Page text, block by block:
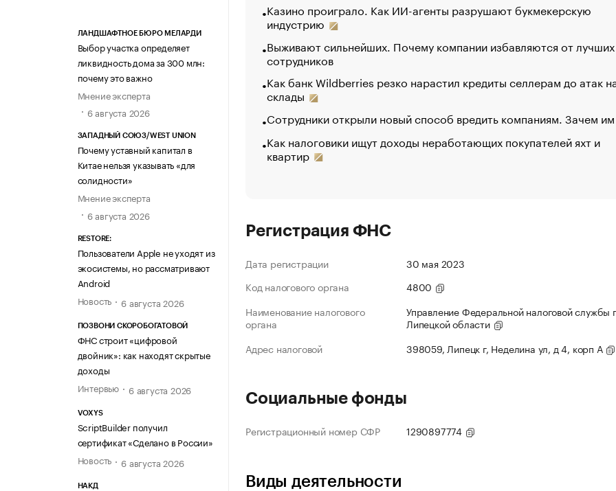
ЛАНДШАФТНОЕ БЮРО МЕЛАРДИ
Выбор участка определяет
ликвидность дома за 300 млн:
почему это важно
Мнение эксперта
6 августа 2026
ЗАПАДНЫЙ СОЮЗ/WEST UNION
Почему уставный капитал в
Китае нельзя указывать «для
солидности»
Мнение эксперта
6 августа 2026
RESTORE:
Пользователи Apple не уходят из
экосистемы, но рассматривают
Android
Новость
6 августа 2026
ПОЗВОНИ СКОРОБОГАТОВОЙ
ФНС строит «цифровой
двойник»: как находят скрытые
доходы
Интервью
6 августа 2026
VOXYS
ScriptBuilder получил
сертификат «Сделано в России»
Новость
6 августа 2026
НАКД
Казино проиграло. Как ИИ-агенты разрушают букмекерскую
индустрию
Выживают сильнейших. Почему компании избавляются от лучших
сотрудников
Как банк Wildberries резко нарастил кредиты селлерам до атак
склады
Сотрудники открыли новый способ вредить компаниям. Зачем
Как налоговики ищут доходы неработающих покупателей яхт и
квартир
Регистрация ФНС
Дата регистрации
30 мая 2023
Код налогового органа
4800
Наименование налогового
органа
Управление Федеральной налоговой службы
Липецкой области
Адрес налоговой
398059, Липецк г, Неделина ул, д 4, корп А
Социальные фонды
Регистрационный номер СФР 1290897774
Виды деятельности